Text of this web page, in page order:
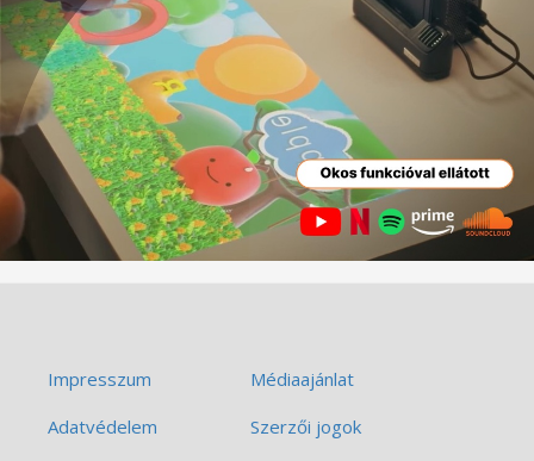
Impresszum
Médiaajánlat
Adatvédelem
Szerzői jogok